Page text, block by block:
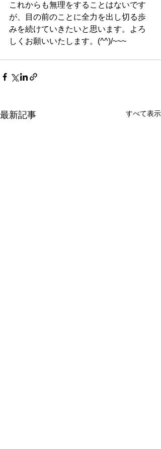
これからも無理をすることはないです
が、目の前のことに全力を出し切る歩
みを続けていきたいと思います。よろ
しくお願いいたします。(^^)/~~~
最新記事 すべて表示